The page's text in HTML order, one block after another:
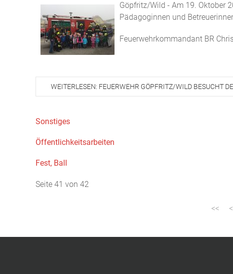
Göpfritz/Wild - Am 19. Oktober
Pädagoginnen und
Feuerwehrkommandant BR
WEITERLESEN: FEUERWEHR GÖPFRITZ/WILD BESUCHT
Sonstiges
Öffentlichkeitsarbeiten
Fest, Ball
Seite 41 von 42